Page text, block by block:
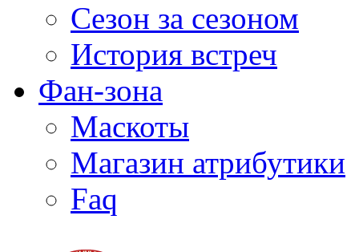
Сезон за сезоном
История встреч
Фан-зона
Маскоты
Магазин атрибутики
Faq